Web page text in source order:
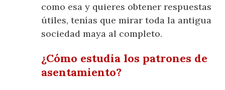
como esa y quieres obtener respuestas
útiles, tenías que mirar toda la antigua
sociedad maya al completo.
¿Cómo estudia los patrones de
asentamiento?